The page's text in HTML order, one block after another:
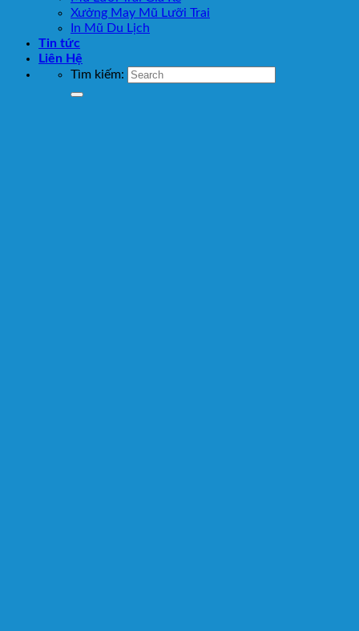
Xưởng May Mũ Lưỡi Trai
In Mũ Du Lịch
Tin tức
Liên Hệ
Tìm kiếm: